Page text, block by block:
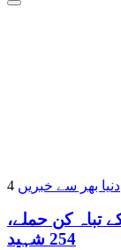
دنیا بھر سے خبریں
تباہ کن حملے،
254 شہید